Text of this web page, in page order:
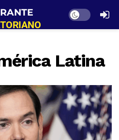
Dark mode
Latina